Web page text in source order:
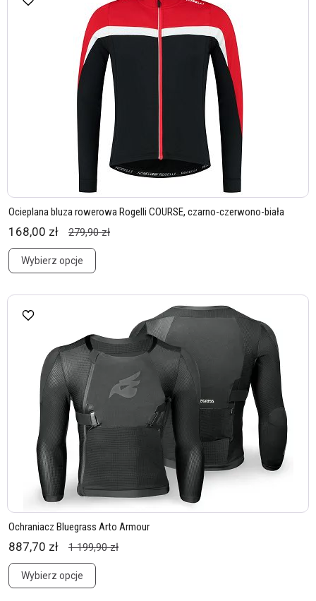
Ocieplana bluza rowerowa Rogelli COURSE, czarno-czerwono-biała
168,00 zł 279,90 zł
Wybierz opcje
Ochraniacz Bluegrass Arto Armour
887,70 zł 1 199,90 zł
Wybierz opcje